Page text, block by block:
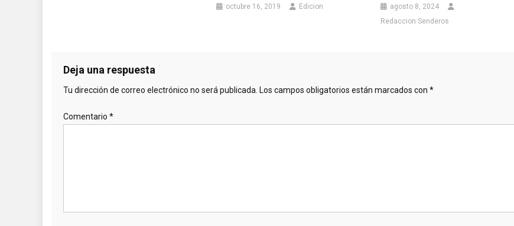
octubre 16, 2019 Edicion
agosto 8, 2024
Redaccion Senderos
Deja una respuesta
Tu dirección de correo electrónico no será publicada. Los campos obligatorios están marcados con *
Comentario *